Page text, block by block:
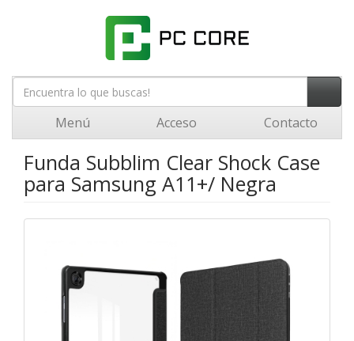
Menú Acceso Contacto
Funda Subblim Clear Shock Case
para Samsung A11+/ Negra